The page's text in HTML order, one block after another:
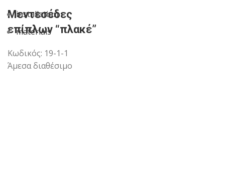
Μεντεσέδες
επίπλων “πλακέ”
Κωδικός: 19-1-1
Άμεσα διαθέσιμο
installation
materials